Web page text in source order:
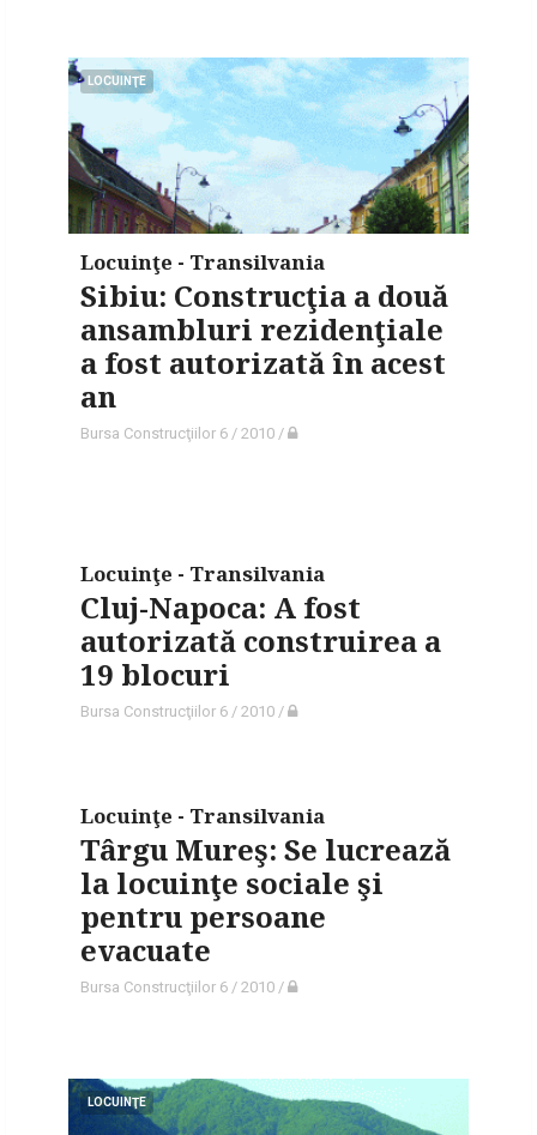
LOCUINŢE
Locuinţe - Transilvania
Sibiu: Construcţia a două
ansambluri rezidenţiale
a fost autorizată în acest
an
Bursa Construcţiilor 6 / 2010/
Locuinţe - Transilvania
Cluj-Napoca: A fost
autorizată construirea a
19 blocuri
Bursa Construcţiilor 6 / 2010/
Locuinţe - Transilvania
Târgu Mureş: Se lucrează
la locuinţe sociale şi
pentru persoane
evacuate
Bursa Construcţiilor 6 / 2010/
LOCUINŢE